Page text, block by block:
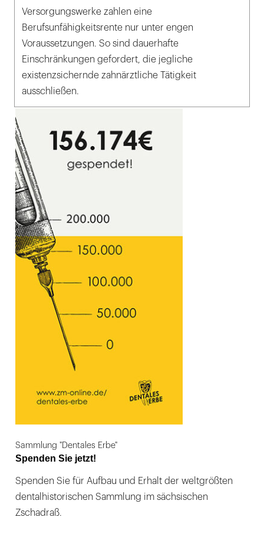
Versorgungswerke zahlen eine
Berufsunfähigkeitsrente nur unter engen
Voraussetzungen. So sind dauerhafte
Einschränkungen gefordert, die jegliche
existenzsichernde zahnärztliche Tätigkeit
ausschließen.
Sammlung "Dentales Erbe"
Spenden Sie jetzt!
Spenden Sie für Aufbau und Erhalt der weltgrößten
dentalhistorischen Sammlung im sächsischen
Zschadraß.